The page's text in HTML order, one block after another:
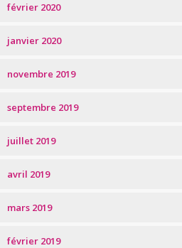
février 2020
janvier 2020
novembre 2019
septembre 2019
juillet 2019
avril 2019
mars 2019
février 2019